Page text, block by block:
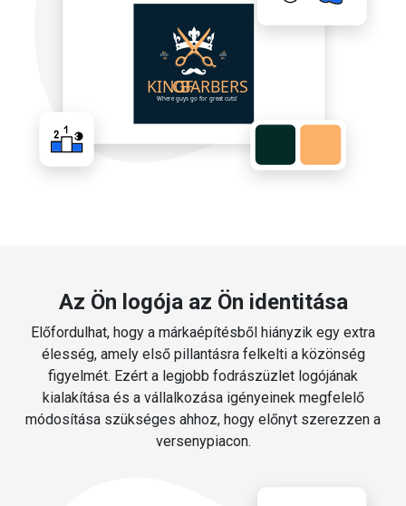
Az Ön logója az Ön identitása
Előfordulhat, hogy a márkaépítésből hiányzik egy extra
élesség, amely első pillantásra felkelti a közönség
figyelmét. Ezért a legjobb fodrászüzlet logójának
kialakítása és a vállalkozása igényeinek megfelelő
módosítása szükséges ahhoz, hogy előnyt szerezzen a
versenypiacon.